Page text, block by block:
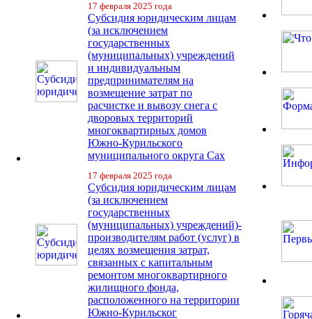
17 февраля 2025 года
Субсидия юридическим лицам
(за исключением
государственных
(муниципальных) учреждений
и индивидуальным
предпринимателям на
возмещение затрат по
расчистке и вывозу снега с
дворовых территорий
многоквартирных домов
Южно-Курильского
муниципального округа Сах
17 февраля 2025 года
Субсидия юридическим лицам
(за исключением
государственных
(муниципальных) учреждений)-
производителям работ (услуг) в
целях возмещения затрат,
связанных с капитальным
ремонтом многоквартирного
жилищного фонда,
расположенного на территории
Южно-Курильског